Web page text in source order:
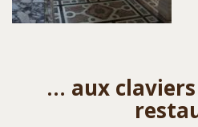
… aux claviers